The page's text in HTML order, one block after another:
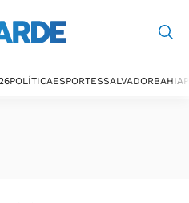
POLÍTICAESPORTESSALVADORBAHIA